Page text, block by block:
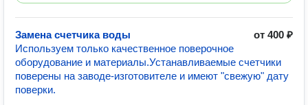
Замена счетчика воды
от 400 ₽
Используем только качественное поверочное
оборудование и материалы.Устанавливаемые счетчики
поверены на заводе-изготовителе и имеют "свежую" дату
поверки.